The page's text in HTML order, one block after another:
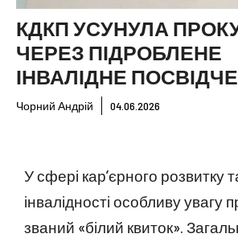
КДКП УСУНУЛА
ЧЕРЕЗ ПІДРОБЛЕНЕ
ІНВАЛІДНЕ
Чорний Андрій 04.06.2026
У сфері кар’єрного розвитку
інвалідності особливу увагу
званий «білий квиток».